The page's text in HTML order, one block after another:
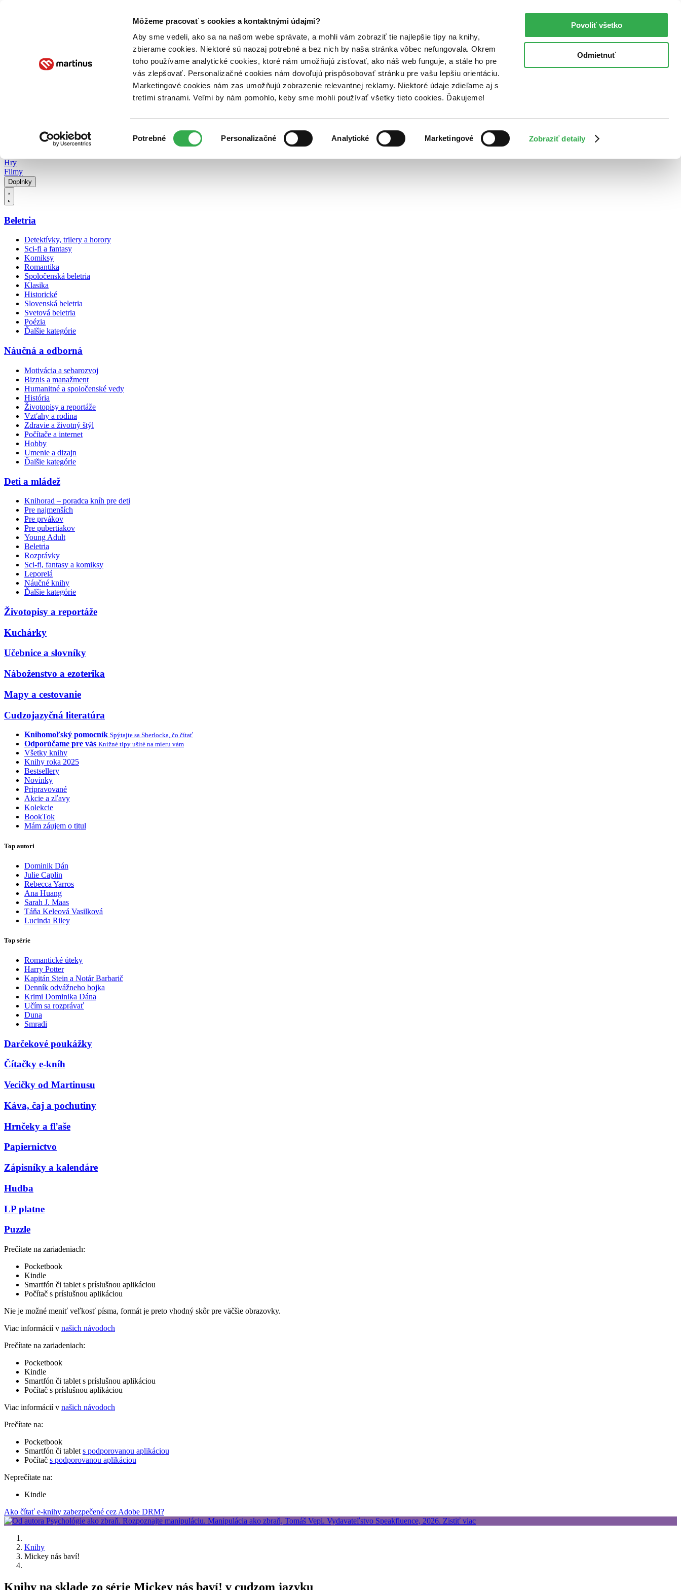
Môžeme pracovať s cookies a kontaktnými údajmi?
Aby sme vedeli, ako sa na našom webe správate, a mohli vám zobraziť tie najlepšie tipy na knihy,
zbierame cookies. Niektoré sú naozaj potrebné a bez nich by naša stránka vôbec nefungovala. Okrem
toho používame analytické cookies, ktoré nám umožňujú zisťovať, ako náš web funguje, a stále ho pre
vás zlepšovať. Personalizačné cookies nám dovoľujú prispôsobovať stránku pre vašu lepšiu orientáciu.
Marketingové cookies nám zas umožňujú zobrazenie relevantnej reklamy. Niektoré údaje zdieľame aj s
tretími stranami. Veľmi by nám pomohlo, keby sme mohli používať všetky tieto cookies. Ďakujeme!
súhlasu
Potrebné Personalizačné Analytické Marketingové Zobraziť detaily
Povoliť všetko
Odmietnuť
Poukážky Kontakt
Hry
Filmy
Doplnky
Beletria
Detektívky, trilery a horory
Sci-fi a fantasy
Komiksy
Romantika
Spoločenská beletria
Klasika
Historické
Slovenská beletria
Svetová beletria
Poézia
Ďalšie kategórie
Náučná a odborná
Motivácia a sebarozvoj
Biznis a manažment
Humanitné a spoločenské vedy
História
Životopisy a reportáže
Vzťahy a rodina
Zdravie a životný štýl
Počítače a internet
Hobby
Umenie a dizajn
Ďalšie kategórie
Deti a mládež
Knihorad – poradca kníh pre deti
Pre najmenších
Pre prvákov
Pre pubertiakov
Young Adult
Beletria
Rozprávky
Sci-fi, fantasy a komiksy
Leporelá
Náučné knihy
Ďalšie kategórie
Životopisy a reportáže
Kuchárky
Učebnice a slovníky
Náboženstvo a ezoterika
Mapy a cestovanie
Cudzojazyčná literatúra
Knihomoľský pomocník Spýtajte sa Sherlocka, čo čítať
Odporúčame pre vás Knižné tipy ušité na mieru vám
Všetky knihy
Knihy roka 2025
Bestsellery
Novinky
Pripravované
Akcie a zľavy
Kolekcie
BookTok
Mám záujem o titul
Top autori
Dominik Dán
Julie Caplin
Rebecca Yarros
Ana Huang
Sarah J. Maas
Táňa Keleová Vasilková
Lucinda Riley
Top série
Romantické úteky
Harry Potter
Kapitán Stein a Notár Barbarič
Denník odvážneho bojka
Krimi Dominika Dána
Učím sa rozprávať
Duna
Smradi
Darčekové poukážky
Čítačky e-kníh
Vecičky od Martinusu
Káva, čaj a pochutiny
Hrnčeky a fľaše
Papiernictvo
Zápisníky a kalendáre
Hudba
LP platne
Puzzle
Prečítate na zariadeniach:
Pocketbook
Kindle
Smartfón či tablet s príslušnou aplikáciou
Počítač s príslušnou aplikáciou
Nie je možné meniť veľkosť písma, formát je preto vhodný skôr pre väčšie obrazovky.
Viac informácií v našich návodoch
Prečítate na zariadeniach:
Pocketbook
Kindle
Smartfón či tablet s príslušnou aplikáciou
Počítač s príslušnou aplikáciou
Viac informácií v našich návodoch
Prečítate na:
Pocketbook
Smartfón či tablet s podporovanou aplikáciou
Počítač s podporovanou aplikáciou
Neprečítate na:
Kindle
Ako čítať e-knihy zabezpečené cez Adobe DRM?
Knihy
Mickey nás baví!
Knihy na sklade zo série Mickey nás baví! v cudzom jazyku